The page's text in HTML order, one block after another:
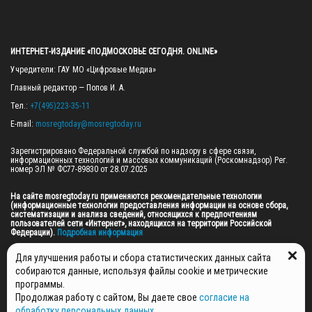
ИНТЕРНЕТ-ИЗДАНИЕ «ПОДМОСКОВЬЕ СЕГОДНЯ. ONLINE»
Учредители: ГАУ МО «Цифровые Медиа»
Главный редактор — Попов И. А.
Тел.: +7(495)223-35-11
E-mail: mosregtoday@mosregtoday.ru
Зарегистрировано Федеральной службой по надзору в сфере связи,
информационных технологий и массовых коммуникаций (Роскомнадзор) Рег.
номер ЭЛ № ФС77-89830 от 28.07.2025
На сайте mosregtoday.ru применяются рекомендательные технологии
(информационные технологии предоставления информации на основе сбора,
систематизации и анализа сведений, относящихся к предпочтениям
пользователей сети «Интернет», находящихся на территории Российской
Федерации). Подробная информация
© 2026 ПРАВА НА ВСЕ МАТЕРИАЛЫ САЙТА ПРИНАДЛЕЖАТ ГАУ МО "ЦИФРОВЫЕ
МЕДИА" (ОГРН: 1255000059467).
ПОЛИТИКА ОБРАБОТКИ И ЗАЩИТЫ ПЕРСОНАЛЬНЫХ ДАННЫХ
Для улучшения работы и сбора статистических данных сайта
собираются данные, используя файлы cookie и метрические
программы.
Продолжая работу с сайтом, Вы даете свое согласие на